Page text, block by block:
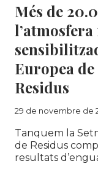
Més de
l’atmosfera
Europea
Residus
29 de novembre de
Tanquem la
de Residus
resultats